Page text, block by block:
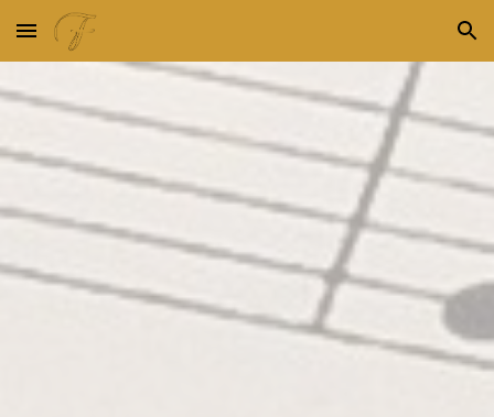
Skip to main content Skip to navigation